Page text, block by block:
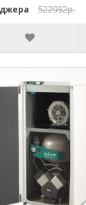
522932р.